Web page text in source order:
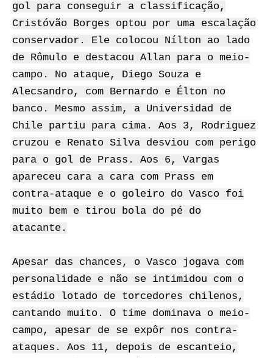
gol para conseguir a classificação,
Cristóvão Borges optou por uma escalação
conservador. Ele colocou Nílton ao lado
de Rômulo e destacou Allan para o meio-
campo. No ataque, Diego Souza e
Alecsandro, com Bernardo e Élton no
banco. Mesmo assim, a Universidad de
Chile partiu para cima. Aos 3, Rodriguez
cruzou e Renato Silva desviou com perigo
para o gol de Prass. Aos 6, Vargas
apareceu cara a cara com Prass em
contra-ataque e o goleiro do Vasco foi
muito bem e tirou bola do pé do
atacante.
Apesar das chances, o Vasco jogava com
personalidade e não se intimidou com o
estádio lotado de torcedores chilenos,
cantando muito. O time dominava o meio-
campo, apesar de se expôr nos contra-
ataques. Aos 11, depois de escanteio,